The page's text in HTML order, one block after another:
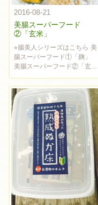
2016-08-21
美腸スーパーフード
②「玄米」
⭐︎腸美人シリーズはこちら 美
腸スーパーフード①「麹」
美腸スーパーフード②「玄...